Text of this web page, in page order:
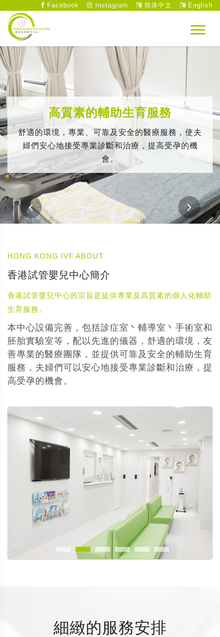
Facebook Instagram 简体中文 English
高質素的輔助生育服務
舒適的環境，專業、可靠及安全的醫療服務，使夫
婦們安心地接受專業診斷和治療，提高受孕的機
會。
HONG KONG IVF ABOUT
香港試管嬰兒中心簡介
香港試管嬰兒中心的宗旨是提供專業及高質素的個人化輔助
生育服務。
本中心設備完善，包括診症室丶輔導室丶手術室和
胚胎實驗室等，配以先進的儀器，舒適的環境，友
善專業的醫療團隊，並提供可靠及安全的輔助生育
服務，夫婦們可以安心地接受專業診斷和治療，提
高受孕的機會。
細緻的服務安排